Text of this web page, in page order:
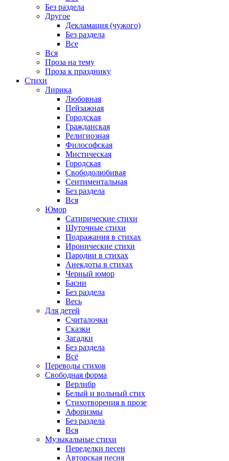
Без раздела
Другое
Декламация (чужого)
Без раздела
Все
Вся
Проза на тему
Проза к празднику
Стихи
Лирика
Любовная
Пейзажная
Городская
Гражданская
Религиозная
Философская
Мистическая
Городская
Свободолюбивая
Сентиментальная
Без раздела
Вся
Юмор
Сатирические стихи
Шуточные стихи
Подражания в стихах
Иронические стихи
Пародии в стихах
Анекдоты в стихах
Черный юмор
Басни
Без раздела
Весь
Для детей
Считалочки
Сказки
Загадки
Без раздела
Всё
Переводы стихов
Свободная форма
Верлибр
Белый и вольный стих
Стихотворения в прозе
Афоризмы
Без раздела
Вся
Музыкальные стихи
Переделки песен
Авторская песня